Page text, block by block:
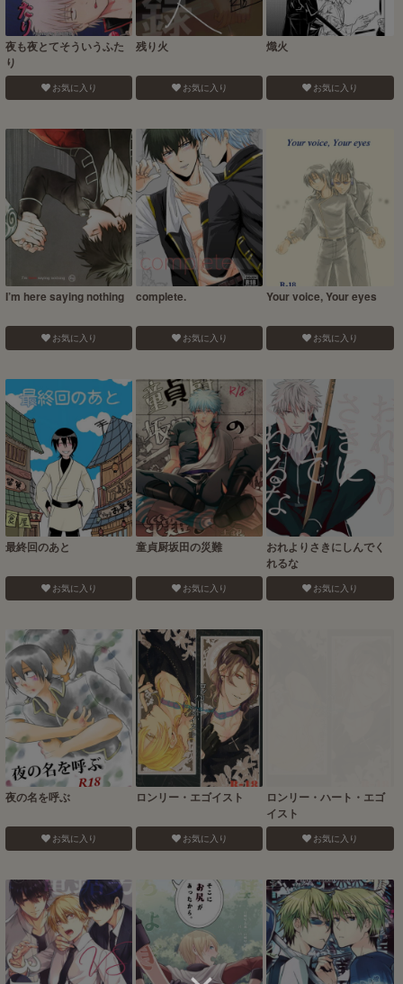
夜も夜とてそういうふた
り
お気に入り
残り火
お気に入り
熾火
お気に入り
I’m here saying nothing
お気に入り
complete.
お気に入り
Your voice, Your eyes
お気に入り
最終回のあと
お気に入り
童貞厨坂田の災難
お気に入り
おれよりさきにしんでく
れるな
お気に入り
夜の名を呼ぶ
お気に入り
ロンリー・エゴイスト
お気に入り
ロンリー・ハート・エゴ
イスト
お気に入り